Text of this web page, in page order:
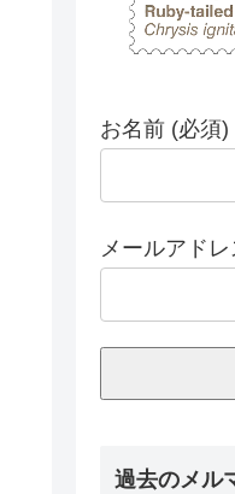
お名前 (必須)
メールアド
過去のメル